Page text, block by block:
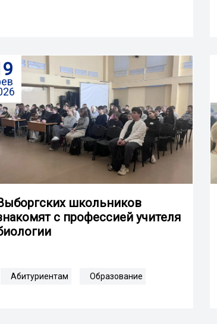
школьников
с профессией учителя
Абитуриентам Образование